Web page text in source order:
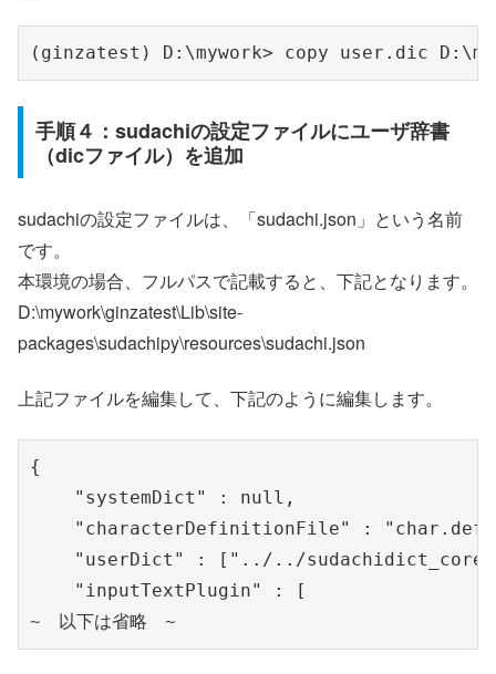
(ginzatest) D:\mywork> copy user.dic
手順４：sudachiの設定ファイルにユーザ辞書
（dicファイル）を追加
sudachiの設定ファイルは、「sudachi.json」という名前
です。
本環境の場合、フルパスで記載すると、下記となります。
D:\mywork\ginzatest\Lib\site-
packages\sudachipy\resources\sudachi.json
上記ファイルを編集して、下記のように編集します。
{
    "systemDict" : null,
"characterDefinitionFile" :
"userDict" : ["../../sudachidict_core/
    "inputTextPlugin" : [
~　以下は省略　~